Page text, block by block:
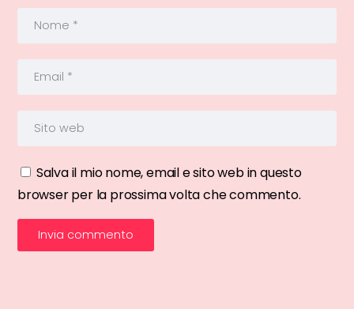
Salva il mio nome, email e sito web in questo
browser per la prossima volta che commento.